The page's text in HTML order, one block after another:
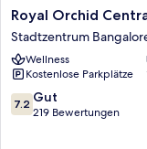
Royal
Orchid
Central
Bangalore,
MG
Road
Stadtzentrum
Royal Orchid
Stadtzentrum
Wellness
Kostenlose Parkplätze
7.2
von
7.2 Gut
219 Bewertungen